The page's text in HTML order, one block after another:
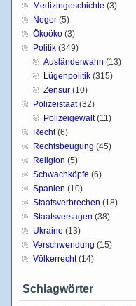
Medizingeschichte (3)
Neger (5)
Ökoöko (3)
Politik (349)
Ausländerwahn (13)
Lügenpolitik (315)
Zensur (10)
Polizeistaat(32)
Polizeigewalt(11)
Recht(6)
Rechtsbeugung (45)
Religion (5)
Schwachköpfe (6)
Spanien (10)
Staatsverbrechen (18)
Staatsversagen (38)
Ukraine (13)
Verschwendung (15)
Völkerrecht(14)
Schlagwörter